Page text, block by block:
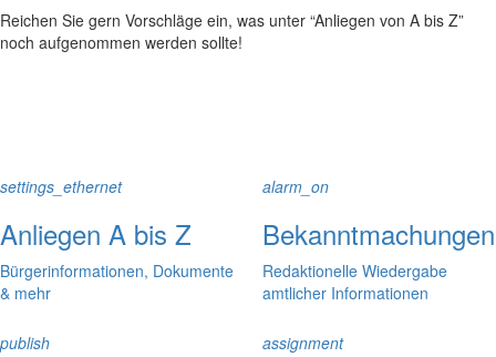
Reichen Sie gern Vorschläge ein, was unter “Anliegen von A bis Z”
noch aufgenommen werden sollte!
settings_ethernet
Anliegen A bis Z
Bürgerinformationen, Dokumente
& mehr
alarm_on
Bekanntmachungen
Redaktionelle Wiedergabe
amtlicher Informationen
publish assignment